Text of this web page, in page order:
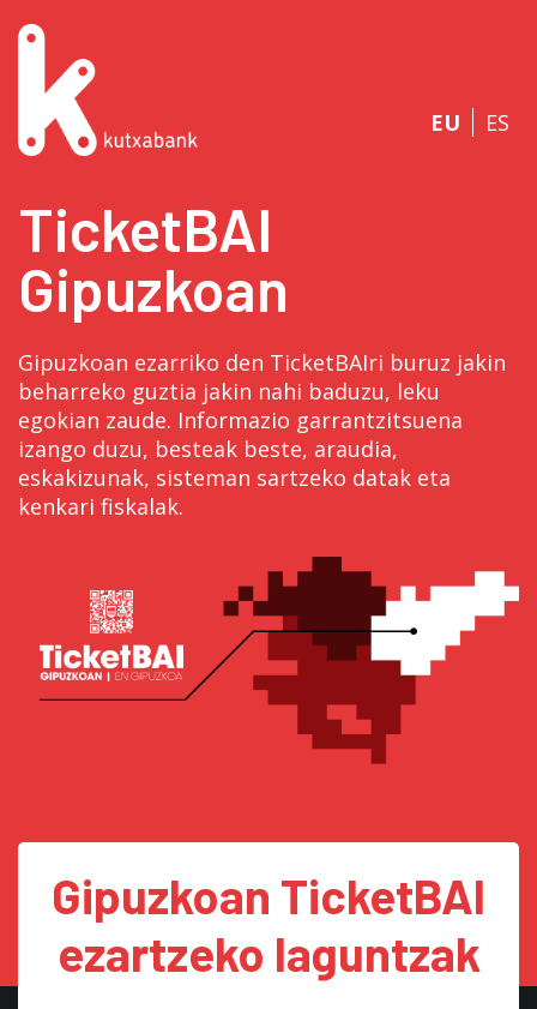
EU ES
TicketBAI
Gipuzkoan
Gipuzkoan ezarriko den TicketBAIri buruz jakin
beharreko guztia jakin nahi baduzu, leku
egokian zaude. Informazio garrantzitsuena
izango duzu, besteak beste, araudia,
eskakizunak, sisteman sartzeko datak eta
kenkari fiskalak.
Gipuzkoan TicketBAI
ezartzeko laguntzak